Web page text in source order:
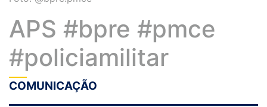
APS #bpre #pmce
#policiamilitar
COMUNICAÇÃO